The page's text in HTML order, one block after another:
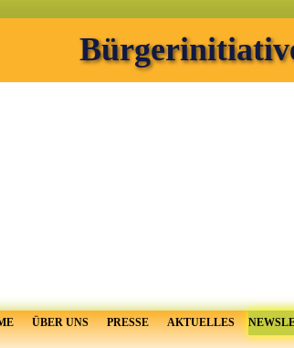
ÜBER UNS PRESSE AKTUELLES